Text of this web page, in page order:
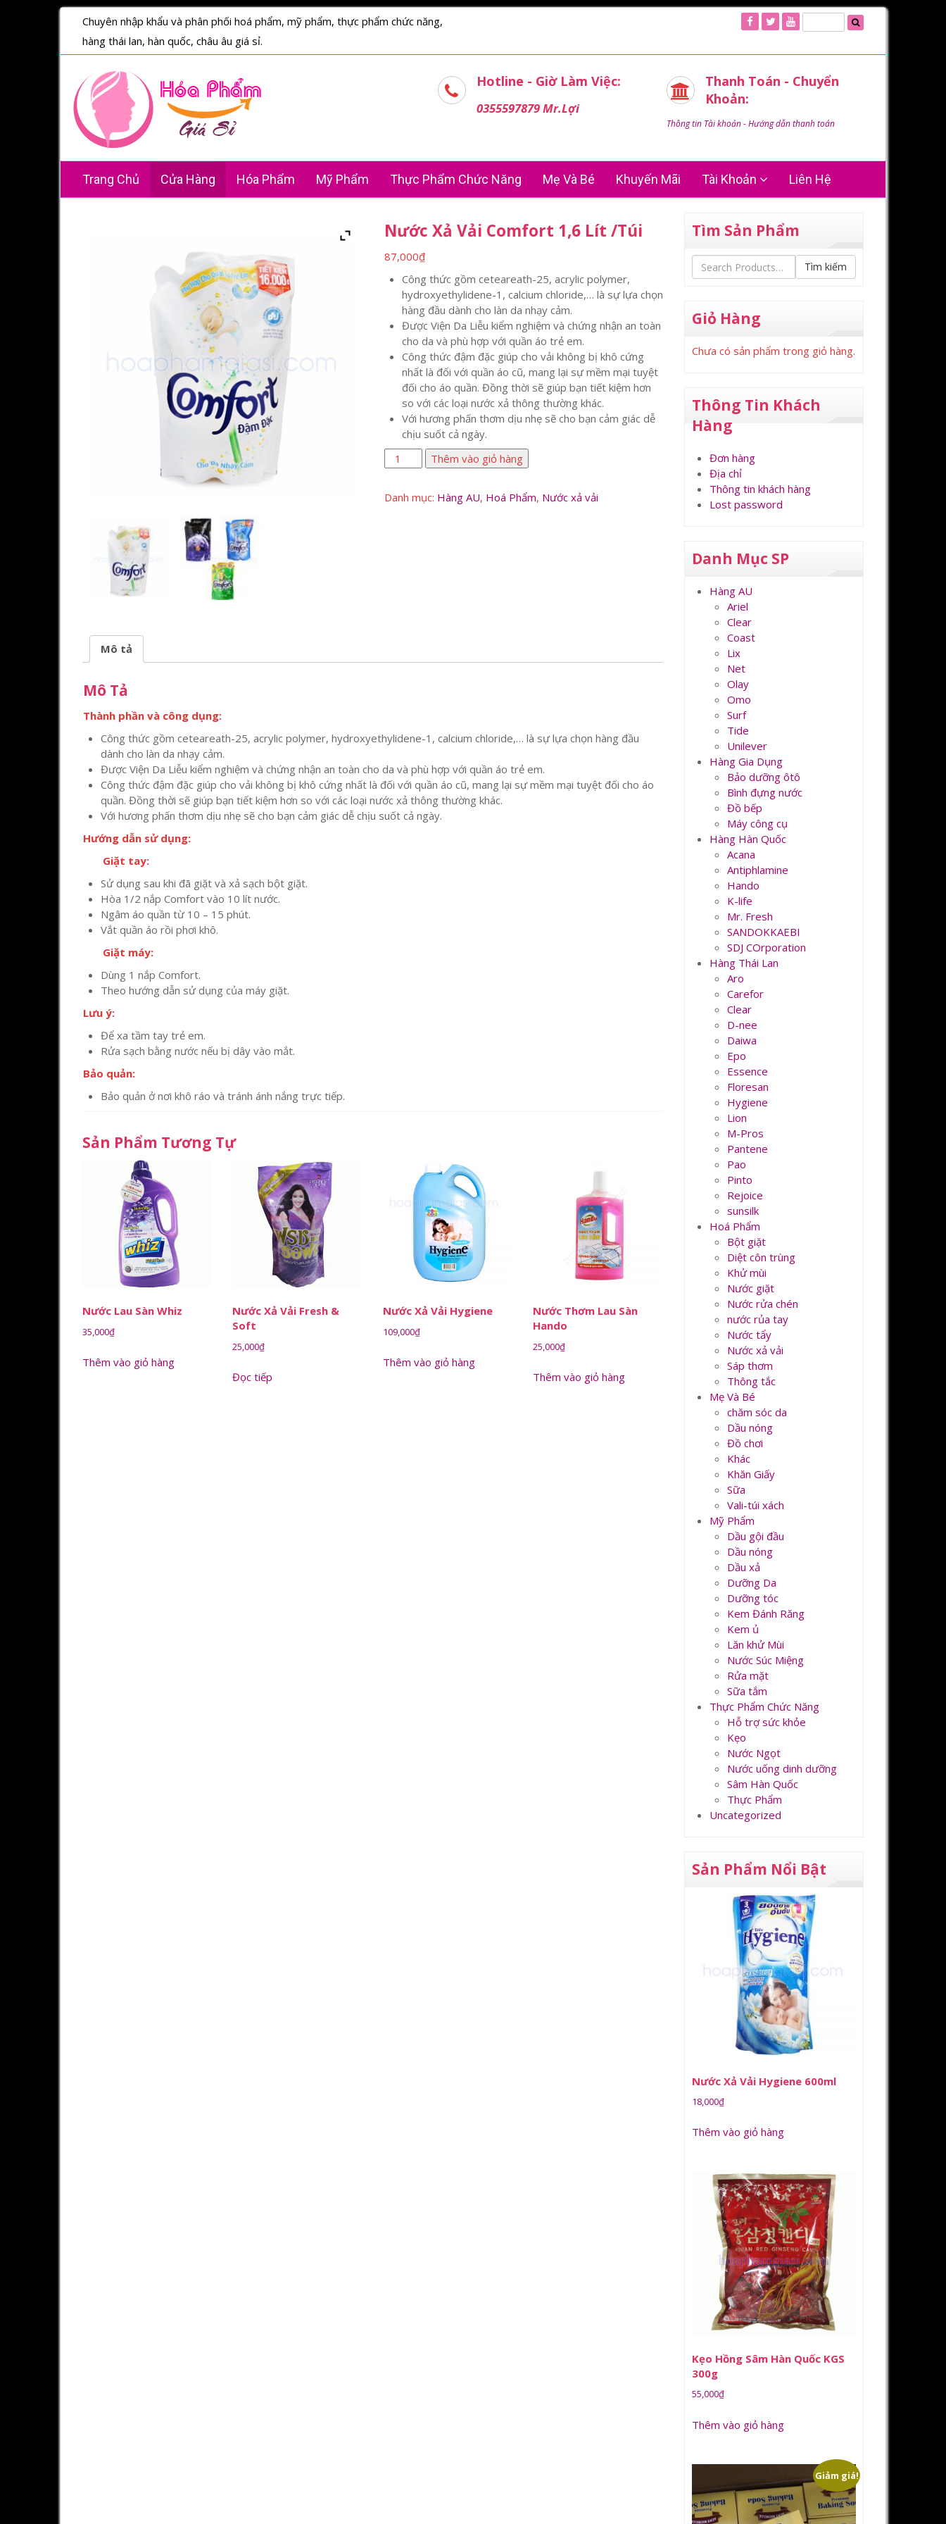
Chuyên nhập khẩu và phân phối hoá phẩm, mỹ phẩm, thực phẩm chức năng,
hàng thái lan, hàn quốc, châu âu giá sỉ.
Hotline - Giờ Làm Việc:
0355597879 Mr.Lợi
Thanh Toán - Chuyển
Khoản:
Thông tin Tài khoản - Hướng dẫn thanh toán
Trang Chủ Cửa Hàng Hóa Phẩm Mỹ Phẩm Thực Phẩm Chức Năng Mẹ Và Bé Khuyến Mãi Tài Khoản Liên Hệ
Nước Xả Vải Comfort 1,6 Lít /Túi
87,000₫
Công thức gồm ceteareath-25, acrylic polymer,
hydroxyethylidene-1, calcium chloride,… là sự lựa chọn
hàng đầu dành cho làn da nhạy cảm.
Được Viện Da Liễu kiểm nghiệm và chứng nhận an toàn
cho da và phù hợp với quần áo trẻ em.
Công thức đậm đặc giúp cho vải không bị khô cứng
nhất là đối với quần áo cũ, mang lại sự mềm mại tuyệt
đối cho áo quần. Đồng thời sẽ giúp bạn tiết kiệm hơn
so với các loại nước xả thông thường khác.
Với hương phấn thơm dịu nhẹ sẽ cho bạn cảm giác dễ
chịu suốt cả ngày.
Nước
Xả
Comfort
Thêm vào giỏ hàng
Danh mục: Hàng AU, Hoá Phẩm, Nước xả vải
Mô tả
Mô Tả
Thành phần và công dụng:
Công thức gồm ceteareath-25, acrylic polymer, hydroxyethylidene-1, calcium chloride,… là sự lựa chọn hàng đầu
dành cho làn da nhạy cảm.
Được Viện Da Liễu kiểm nghiệm và chứng nhận an toàn cho da và phù hợp với quần áo trẻ em.
Công thức đậm đặc giúp cho vải không bị khô cứng nhất là đối với quần áo cũ, mang lại sự mềm mại tuyệt đối cho áo
quần. Đồng thời sẽ giúp bạn tiết kiệm hơn so với các loại nước xả thông thường khác.
Với hương phấn thơm dịu nhẹ sẽ cho bạn cảm giác dễ chịu suốt cả ngày.
Hướng dẫn sử dụng:
Giặt tay:
Sử dụng sau khi đã giặt và xả sạch bột giặt.
Hòa 1/2 nắp Comfort vào 10 lít nước.
Ngâm áo quần từ 10 – 15 phút.
Vắt quần áo rồi phơi khô.
Giặt máy:
Dùng 1 nắp Comfort.
Theo hướng dẫn sử dụng của máy giặt.
Lưu ý:
Để xa tầm tay trẻ em.
Rửa sạch bằng nước nếu bị dây vào mắt.
Bảo quản:
Bảo quản ở nơi khô ráo và tránh ánh nắng trực tiếp.
Sản Phẩm Tương Tự
Nước Lau Sàn Whiz
35,000₫
Thêm vào giỏ hàng
Nước Xả Vải Fresh &
Soft
25,000₫
Đọc tiếp
Nước Xả Vải Hygiene
109,000₫
Thêm vào giỏ hàng
Nước Thơm Lau Sàn
Hando
25,000₫
Thêm vào giỏ hàng
Tìm Sản Phẩm
Tìm kiếm
Giỏ Hàng
Chưa có sản phẩm trong giỏ hàng.
Thông Tin Khách
Hàng
Đơn hàng
Địa chỉ
Thông tin khách hàng
Lost password
Danh Mục SP
Hàng AU
Ariel
Clear
Coast
Lix
Net
Olay
Omo
Surf
Tide
Unilever
Hàng Gia Dụng
Bảo dưỡng ôtô
Bình đựng nước
Đồ bếp
Máy công cụ
Hàng Hàn Quốc
Acana
Antiphlamine
Hando
K-life
Mr. Fresh
SANDOKKAEBI
SDJ COrporation
Hàng Thái Lan
Aro
Carefor
Clear
D-nee
Daiwa
Epo
Essence
Floresan
Hygiene
Lion
M-Pros
Pantene
Pao
Pinto
Rejoice
sunsilk
Hoá Phẩm
Bột giặt
Diệt côn trùng
Khử mùi
Nước giặt
Nước rửa chén
nước rủa tay
Nước tẩy
Nước xả vải
Sáp thơm
Thông tắc
Mẹ Và Bé
chăm sóc da
Dầu nóng
Đồ chơi
Khác
Khăn Giấy
Sữa
Vali-túi xách
Mỹ Phẩm
Dầu gội đầu
Dầu nóng
Dầu xả
Dưỡng Da
Dưỡng tóc
Kem Đánh Răng
Kem ủ
Lăn khử Mùi
Nước Súc Miệng
Rửa mặt
Sữa tắm
Thực Phẩm Chức Năng
Hỗ trợ sức khỏe
Kẹo
Nước Ngọt
Nước uống dinh dưỡng
Sâm Hàn Quốc
Thực Phẩm
Uncategorized
Sản Phẩm Nổi Bật
Nước Xả Vải Hygiene 600ml
18,000₫
Thêm vào giỏ hàng
Kẹo Hồng Sâm Hàn Quốc KGS
300g
55,000₫
Thêm vào giỏ hàng
Giảm giá!